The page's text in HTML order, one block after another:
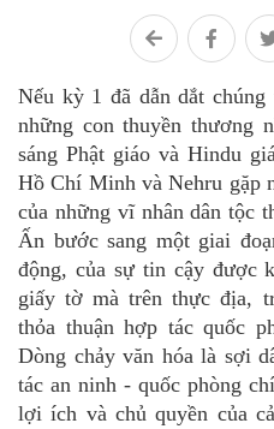
Nếu kỳ 1 đã dẫn dắt
những con thuyền thương
sáng Phật giáo và Hindu
Hồ Chí Minh vàNehru gặp
của những vĩ nhân dân tộc
Ấn bước sang một giai
động, của sự tin cậy được
giấy tờ mà trên thực địa,
thỏa thuận hợp tác quốc
Dòng chảy văn hóa là sợi
tác an ninh - quốc phòng
lợi ích và chủ quyền của